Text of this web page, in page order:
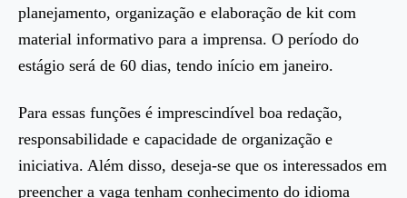
planejamento, organização e elaboração de kit com
material informativo para a imprensa. O período do
estágio será de 60 dias, tendo início em janeiro.
Para essas funções é imprescindível boa redação,
responsabilidade e capacidade de organização e
iniciativa. Além disso, deseja-se que os interessados em
preencher a vaga tenham conhecimento do idioma